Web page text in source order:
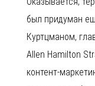
был придуман
Куртцманом,
Allen Hamilton
контент-